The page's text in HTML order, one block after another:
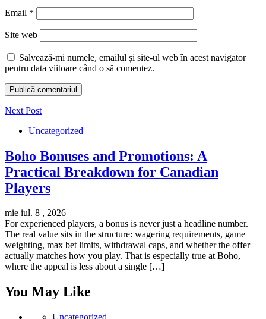
Email *
Site web
Salvează-mi numele, emailul și site-ul web în acest navigator
pentru data viitoare când o să comentez.
Next Post
Uncategorized
Boho Bonuses and Promotions: A
Practical Breakdown for Canadian
Players
mie iul. 8 , 2026
For experienced players, a bonus is never just a headline number.
The real value sits in the structure: wagering requirements, game
weighting, max bet limits, withdrawal caps, and whether the offer
actually matches how you play. That is especially true at Boho,
where the appeal is less about a single […]
You May Like